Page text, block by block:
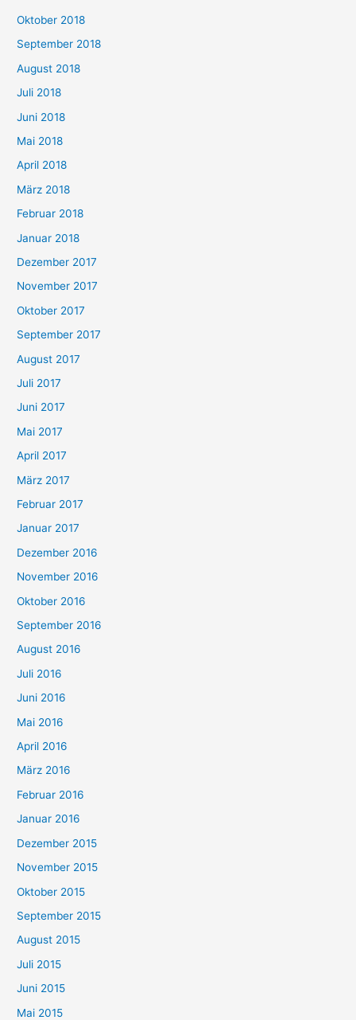
Oktober 2018
September 2018
August 2018
Juli 2018
Juni 2018
Mai 2018
April 2018
März 2018
Februar 2018
Januar 2018
Dezember 2017
November 2017
Oktober 2017
September 2017
August 2017
Juli 2017
Juni 2017
Mai 2017
April 2017
März 2017
Februar 2017
Januar 2017
Dezember 2016
November 2016
Oktober 2016
September 2016
August 2016
Juli 2016
Juni 2016
Mai 2016
April 2016
März 2016
Februar 2016
Januar 2016
Dezember 2015
November 2015
Oktober 2015
September 2015
August 2015
Juli 2015
Juni 2015
Mai 2015